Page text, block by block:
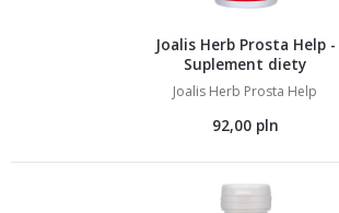
Joalis Herb Prosta Help -
Suplement diety
Joalis Herb Prosta Help
92,00 pln